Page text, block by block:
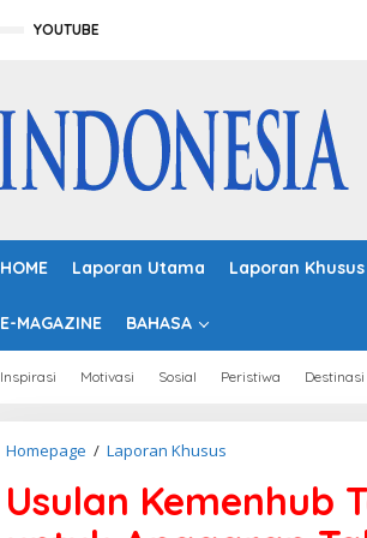
YOUTUBE
HOME Laporan Utama Laporan Khusus
E-MAGAZINE BAHASA
Inspirasi Motivasi Sosial Peristiwa Destinasi
Homepage / Laporan Khusus
u
l
Usulan Kemenhub